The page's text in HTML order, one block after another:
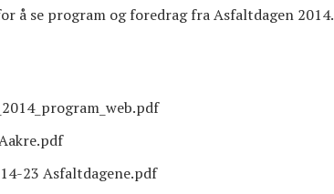
å se program og foredrag fra Asfaltdagen 2014.
23 Asfaltdagene.pdf